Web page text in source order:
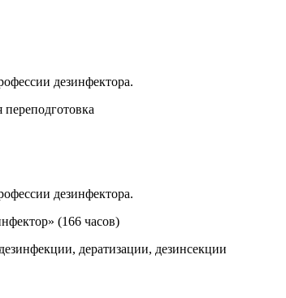
дезинфектора.
дезинфектора.
(166 часов)
дератизации, дезинсекции